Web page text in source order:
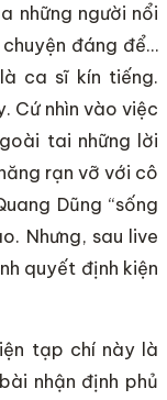
những người nổi
đáng để…
ca sĩ kín tiếng.
Cứ nhìn vào việc
tai những lời
rạn vỡ với cô
Dũng “sống
Nhưng, sau live
quyết định kiện
tạp chí này là
nhận định phủ